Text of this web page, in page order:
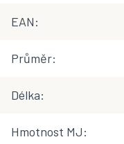
EAN:
Průměr:
Délka:
Hmotnost MJ: